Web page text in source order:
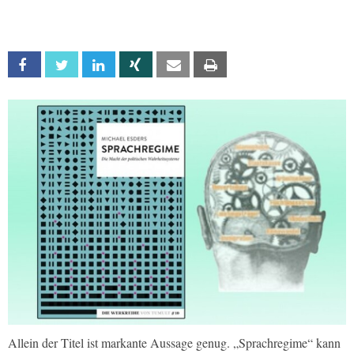
Facebook Twitter Linkedin Xing Email
Allein der Titel ist markante Aussage genug. „Sprachregime“ kann